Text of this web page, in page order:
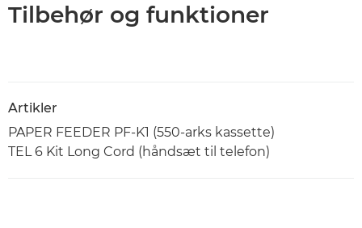
Tilbehør og funktioner
Artikler
PAPER FEEDER PF-K1 (550-arks kassette)
TEL 6 Kit Long Cord (håndsæt til telefon)